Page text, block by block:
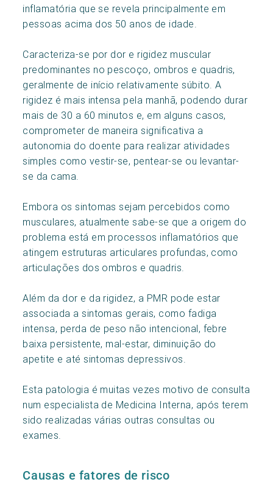
inflamatória que se revela principalmente em
pessoas acima dos 50 anos de idade.
Caracteriza-se por dor e rigidez muscular
predominantes no pescoço, ombros e quadris,
geralmente de início relativamente súbito. A
rigidez é mais intensa pela manhã, podendo durar
mais de 30 a 60 minutos e, em alguns casos,
comprometer de maneira significativa a
autonomia do doente para realizar atividades
simples como vestir-se, pentear-se ou levantar-
se da cama.
Embora os sintomas sejam percebidos como
musculares, atualmente sabe-se que a origem do
problema está em processos inflamatórios que
atingem estruturas articulares profundas, como
articulações dos ombros e quadris.
Além da dor e da rigidez, a PMR pode estar
associada a sintomas gerais, como fadiga
intensa, perda de peso não intencional, febre
baixa persistente, mal-estar, diminuição do
apetite e até sintomas depressivos.
Esta patologia é muitas vezes motivo de consulta
num especialista de Medicina Interna, após terem
sido realizadas várias outras consultas ou
exames.
Causas e fatores de risco